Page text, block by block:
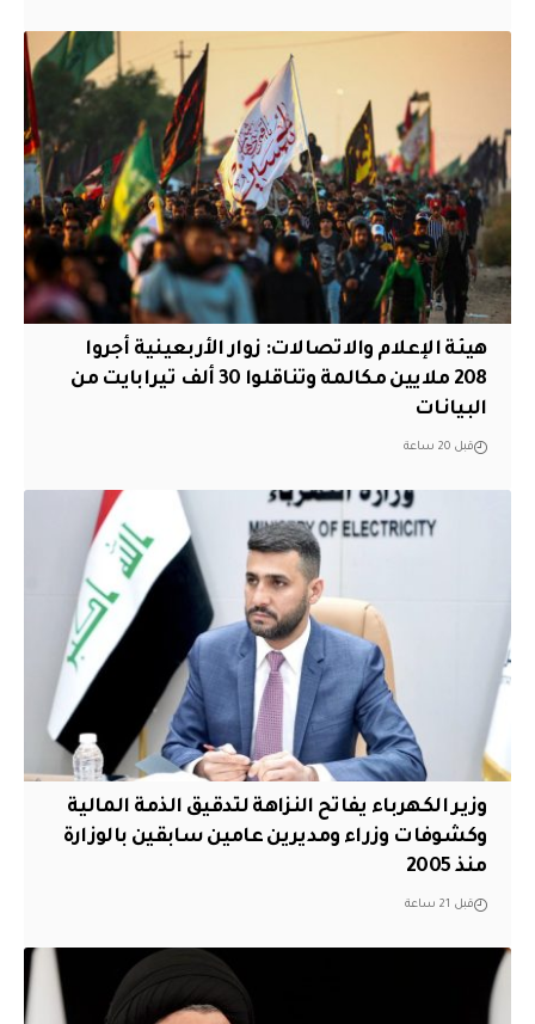
هيئة الإعلام والاتصالات: زوار الأربعينية أجروا
208 ملايين مكالمة وتناقلوا 30 ألف تيرابايت من
البيانات
قبل 20 ساعة
وزير الكهرباء يفاتح النزاهة لتدقيق الذمة المالية
وكشوفات وزراء ومديرين عامين سابقين بالوزارة
منذ 2005
قبل 21 ساعة